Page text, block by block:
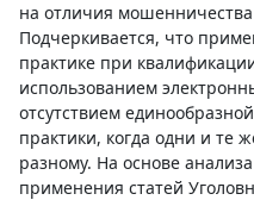
на отличия мошенничества
Подчеркивается, что
практике при
использованием
отсутствием
практики, когда одни и те
разному. На основе
применения статей